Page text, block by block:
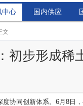
中心 国内供应
文
初步形成稀
协同创新体系。6月8日